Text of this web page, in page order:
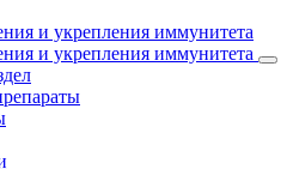
и укрепления иммунитета
и укрепления иммунитета